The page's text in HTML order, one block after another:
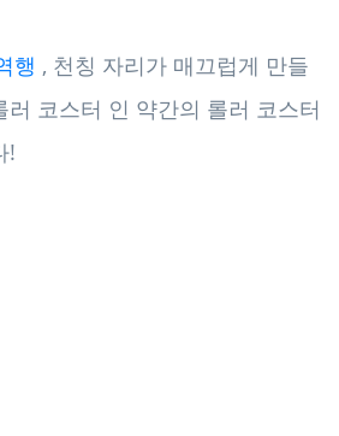
행 , 천칭 자리가 매끄럽게 만들
코스터 인 약간의 롤러 코스터
!